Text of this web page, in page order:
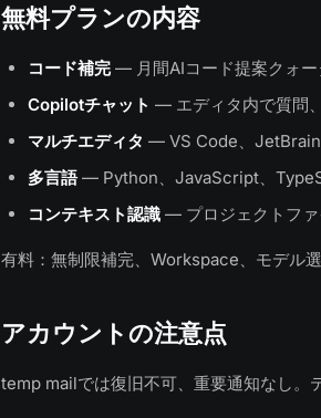
無料プランの内容
コード補完 — 月間AIコード提案クォー
Copilotチャット — エディタ内で質問
マルチエディタ — VS Code、
多言語— Python、JavaScript、
コンテキスト認識 — プロジェクトフ
有料：無制限補完、Workspace、モデル
アカウントの注意点
temp mailでは復旧不可、重要通知なし。